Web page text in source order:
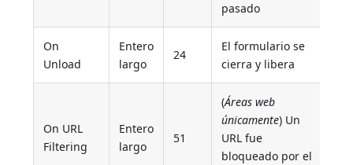
pasado
On
Unload
Entero
largo
24
El formulario se
cierra y libera
On URL
Filtering
Entero
largo
51
(Áreas web
únicamente) Un
URL fue
bloqueado por el